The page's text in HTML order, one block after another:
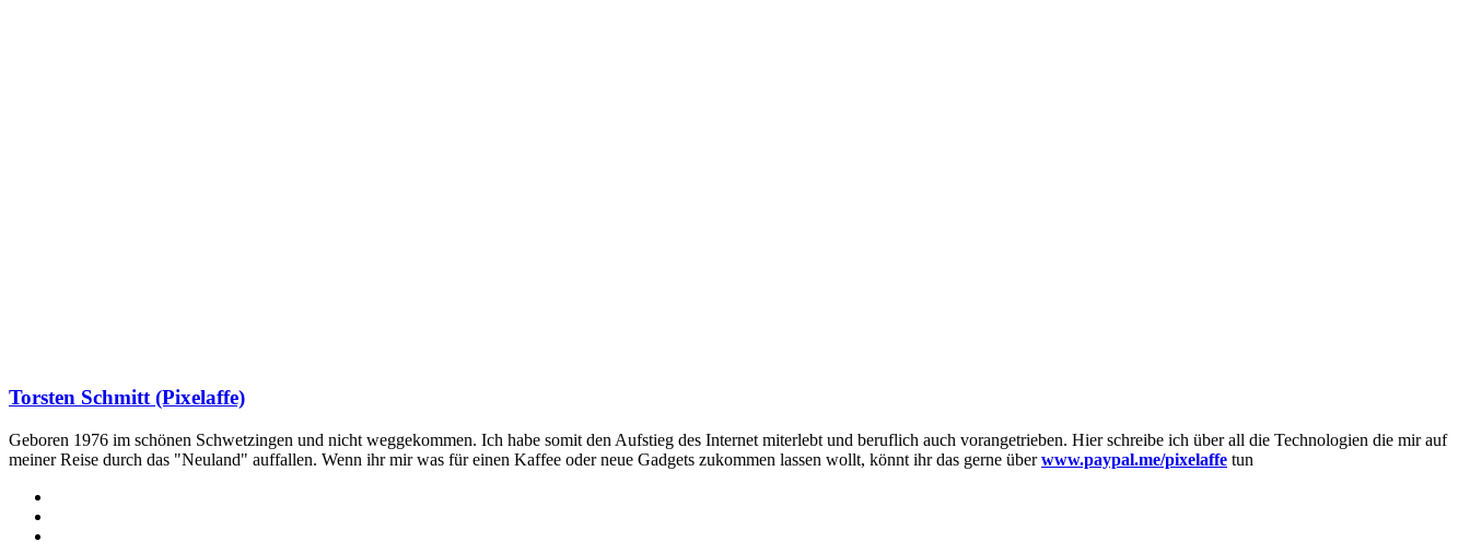
Torsten Schmitt (Pixelaffe)
Geboren 1976 im schönen Schwetzingen und nicht weggekommen. Ich habe somit den Aufstieg des Internet miterlebt und beruflich auch vorangetrieben. Hier schreibe ich über all die Technologien die mir auf
meiner Reise durch das "Neuland" auffallen. Wenn ihr mir was für einen Kaffee oder neue Gadgets zukommen lassen wollt, könnt ihr das gerne überwww.paypal.me/pixelaffe tun